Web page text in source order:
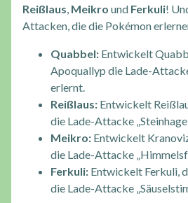
Reißlaus Meikro und Ferkuli!
Attacken, die die Pokémon
Quabbel: Entwickelt
Apoquallyp die Lade-
erlernt.
Reißlaus: Entwickelt
die Lade-Attacke
Meikro: Entwickelt
die Lade-Attacke
Ferkuli: Entwickelt Ferkuli,
die Lade-Attacke